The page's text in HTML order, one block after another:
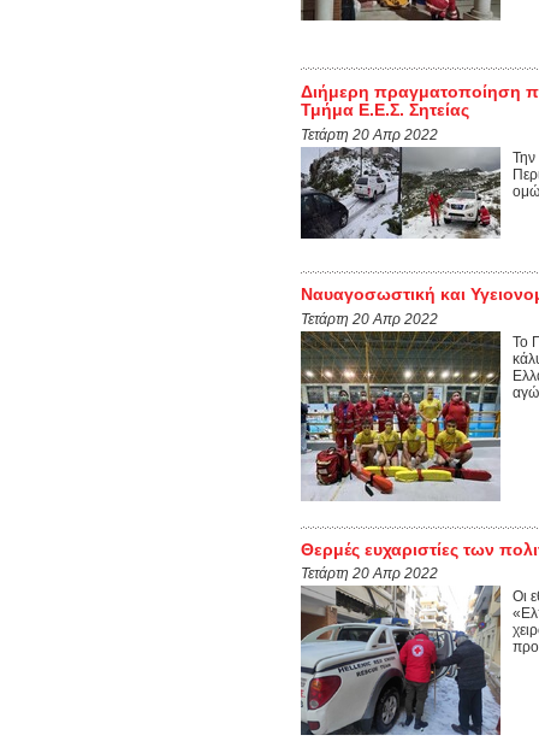
Διήμερη πραγματοποίηση
Τμήμα Ε.Ε.Σ. Σητείας
Τετάρτη 20 Απρ 2022
Την
Ναυαγοσωστική και
Τετάρτη 20 Απρ 2022
Το
Θερμές ευχαριστίες των
Τετάρτη 20 Απρ 2022
Οι